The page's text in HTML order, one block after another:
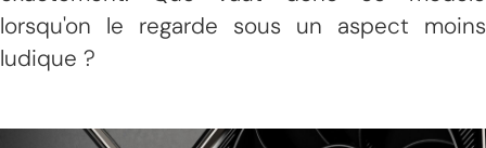
lorsqu'on le regarde sous un aspect moins
ludique ?